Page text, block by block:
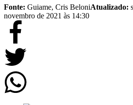
Fonte: Guiame, Cris BeloniAtualizado:
novembro de 2021 às 14:30